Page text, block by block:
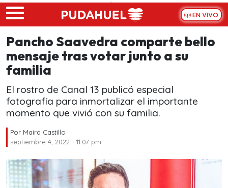
Skip to main content
EN VIVO
Pancho Saavedra comparte bello
mensaje tras votar junto a su
familia
El rostro de Canal 13 publicó especial
fotografía para inmortalizar el importante
momento que vivió con su familia.
Por Maira Castillo
septiembre 4, 2022 - 11:07 pm